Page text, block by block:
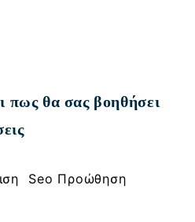
πως θα σας βοηθήσει
Seo Προώθηση